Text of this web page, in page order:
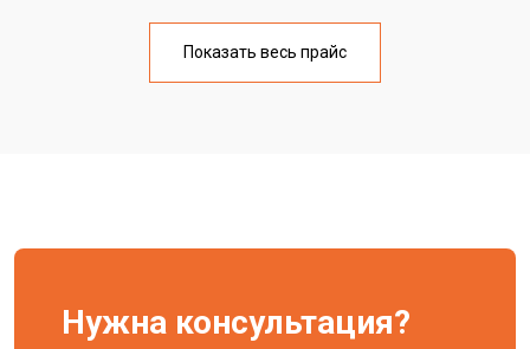
Показать весь прайс
Нужна консультация?